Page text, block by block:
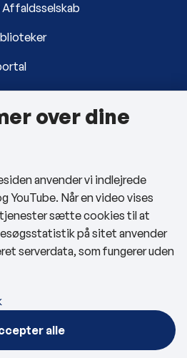
Affaldsselskab
over dine
anvender vi indlejrede
YouTube. Når en video vises
tjenester sætte cookies til at
på sitet anvender
serverdata, som fungerer uden
alle